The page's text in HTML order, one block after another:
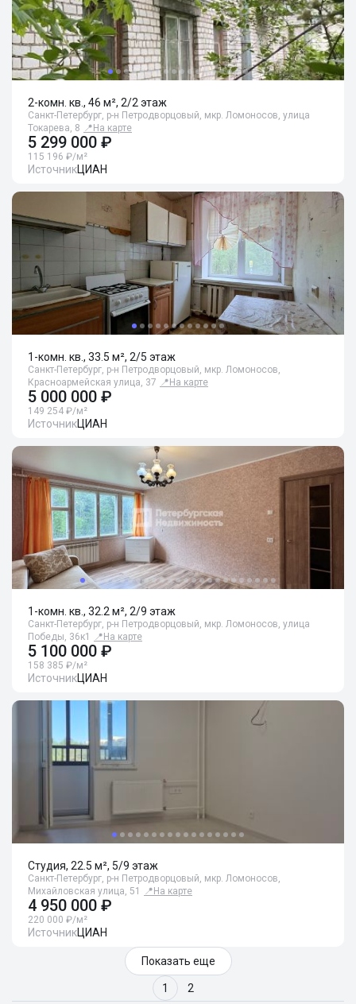
2-комн. кв., 46 м², 2/2 этаж
Санкт-Петербург, р-н Петродворцовый, мкр. Ломоносов, улица
Токарева, 8 📍 На карте
5 299 000 ₽
115 196 ₽/м²
ИсточникЦИАН
1-комн. кв., 33.5 м², 2/5 этаж
Санкт-Петербург, р-н Петродворцовый, мкр. Ломоносов,
Красноармейская улица, 37 📍 На карте
5 000 000 ₽
149 254 ₽/м²
ИсточникЦИАН
1-комн. кв., 32.2 м², 2/9 этаж
Санкт-Петербург, р-н Петродворцовый, мкр. Ломоносов, улица
Победы, 36к1
📍 На карте
5 100 000 ₽
158 385 ₽/м²
ИсточникЦИАН
Студия, 22.5 м², 5/9 этаж
Санкт-Петербург, р-н Петродворцовый, мкр. Ломоносов,
Михайловская улица, 51
📍 На карте
4 950 000 ₽
220 000 ₽/м²
ИсточникЦИАН
Показать еще
1 2